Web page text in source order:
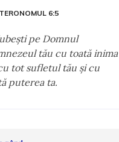
6:5
pe Domnul
tău cu toată inima
tot sufletul tău şi cu
puterea ta.